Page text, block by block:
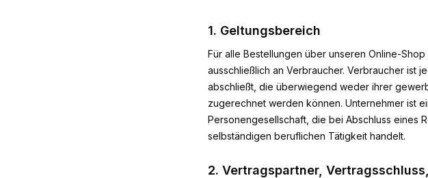
1. Geltungsbereich
Für alle Bestellungen über unseren Online-
ausschließlich an Verbraucher. Verbraucher ist
abschließt, die überwiegend weder ihrer
zugerechnet werden können. Unternehmer ist
Personengesellschaft, die bei Abschluss eines
selbständigen beruflichen Tätigkeit handelt.
2. Vertragspartner,